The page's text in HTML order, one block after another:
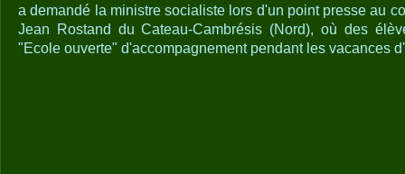
a demandé la ministre socialiste lors d'un point presse au
Jean Rostand du Cateau-Cambrésis (Nord), où des
"Ecole ouverte" d'accompagnement pendant les vacances